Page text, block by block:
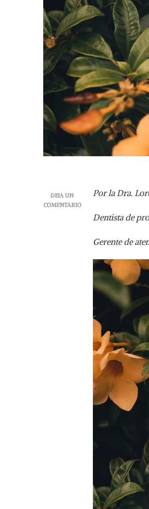
DEJA UN
COMENTARIO
Por la Dra.
Dentista de
Gerente de